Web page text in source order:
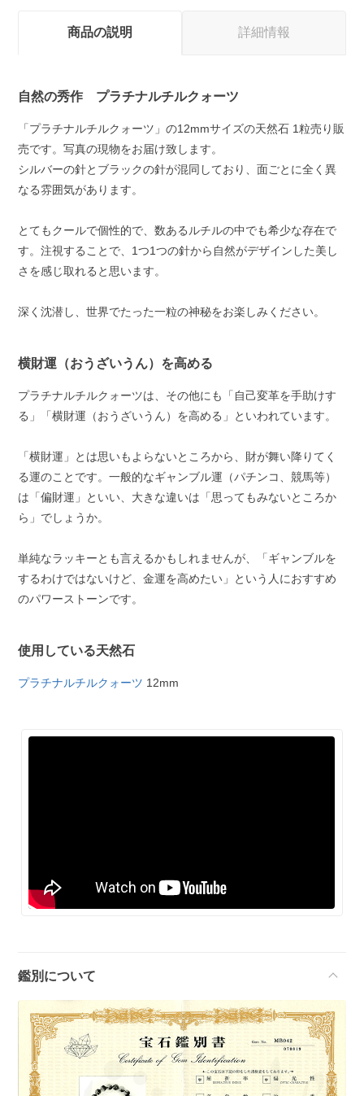
商品の説明 詳細情報
自然の秀作 プラチナルチルクォーツ
「プラチナルチルクォーツ」の12mmサイズの天然石 1粒売り販
売です。写真の現物をお届け致します。
シルバーの針とブラックの針が混同しており、面ごとに全く異
なる雰囲気があります。
とてもクールで個性的で、数あるルチルの中でも希少な存在で
す。注視することで、1つ1つの針から自然がデザインした美し
さを感じ取れると思います。
深く沈潜し、世界でたった一粒の神秘をお楽しみください。
横財運（おうざいうん）を高める
プラチナルチルクォーツは、その他にも「自己変革を手助けす
る」「横財運（おうざいうん）を高める」といわれています。
「横財運」とは思いもよらないところから、財が舞い降りてく
る運のことです。一般的なギャンブル運（パチンコ、競馬等）
は「偏財運」といい、大きな違いは「思ってもみないところか
ら」でしょうか。
単純なラッキーとも言えるかもしれませんが、「ギャンブルを
するわけではないけど、金運を高めたい」という人におすすめ
のパワーストーンです。
使用している天然石
プラチナルチルクォーツ 12mm
鑑別について